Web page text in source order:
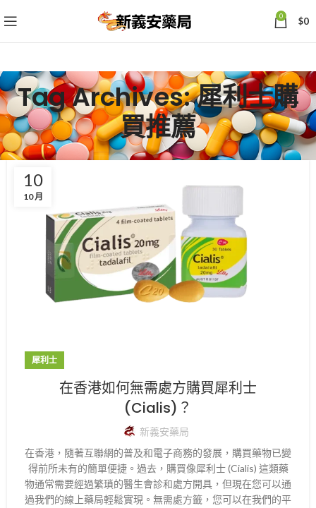
0 $0
Tag Archives: 犀利士購
買推薦
10
10 月
犀利士
在香港如何無需處方購買犀利士
(Cialis)？
新義安藥局
在香港，隨著互聯網的普及和電子商務的發展，購買藥物已變
得前所未有的簡單便捷。過去，購買像犀利士 (Cialis) 這類藥
物通常需要經過繁瑣的醫生會診和處方開具，但現在您可以通
過我們的線上藥局輕鬆實現。無需處方籤，您可以在我們的平